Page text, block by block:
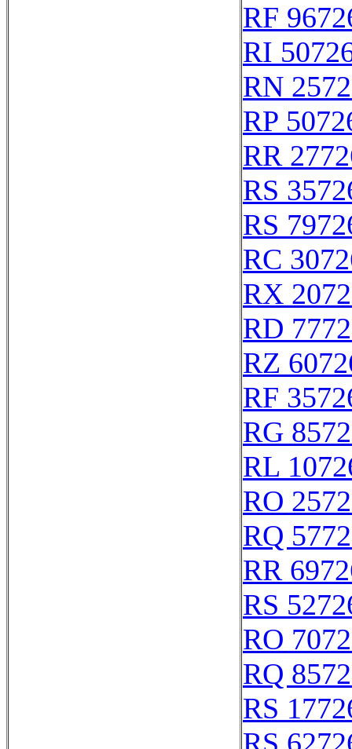
RF
RI
RN
RP
RR
RS
RS
RC
RX
RD
RZ
RF
RG
RL
RO
RQ
RR
RS
RO
RQ
RS